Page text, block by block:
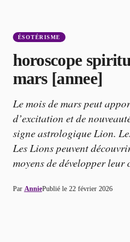
ÉSOTÉRISME
horoscope
mars [annee]
Le mois de mars peut
d’excitation et de
signe astrologique Lion.
Les Lions peuvent
moyens de développer leur
Par AnniePublié le 22 février 2026